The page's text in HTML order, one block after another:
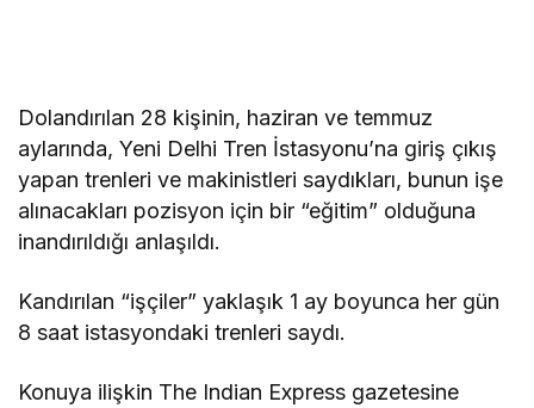
Dolandırılan 28 kişinin, haziran ve temmuz
aylarında, Yeni Delhi Tren İstasyonu’na giriş çıkış
yapan trenleri ve makinistleri saydıkları, bunun işe
alınacakları pozisyon için bir “eğitim” olduğuna
inandırıldığı anlaşıldı.
Kandırılan “işçiler” yaklaşık 1 ay boyunca her gün
8 saat istasyondaki trenleri saydı.
Konuya ilişkin The Indian Express gazetesine